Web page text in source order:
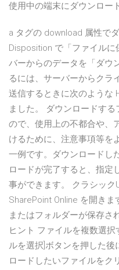
使用中の端末にダウンロー
a タグの download 属性で
Disposition で「ファイル
バーからのデータを「ダウ
るには、サーバーからクラ
送信するときに次のような
ました。 ダウンロードす
ので、使用上の不都合や、
けるために、注意事項等を
一例です。ダウンロードし
ロードが完了すると、指定
事ができます。 クラシック
SharePoint Online を開き
またはフォルダーが保存さ
ヒント ファイルを複数選
ルを選択]ボタンを押した
ロードしたいファイルをク